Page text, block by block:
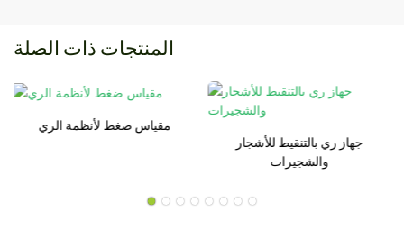
المنتجات ذات الصلة
مقياس ضغط لأنظمة الري
جهاز ري بالتنقيط للأشجار
والشجيرات